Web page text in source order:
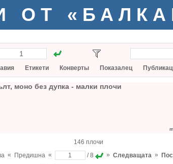
ОТ
Етикети Конверты Показалец
моно без дупка - малки плочи
146 плочи
« Предишна « / 8 » Следващата »